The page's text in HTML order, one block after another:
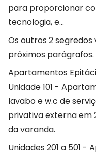
para proporcionar
tecnologia, e…
Os outros 2
próximos parágrafos.
Apartamentos
Unidade 101 -
lavabo e w.c de
privativa externa em
da varanda.
Unidades 201 a 501 -